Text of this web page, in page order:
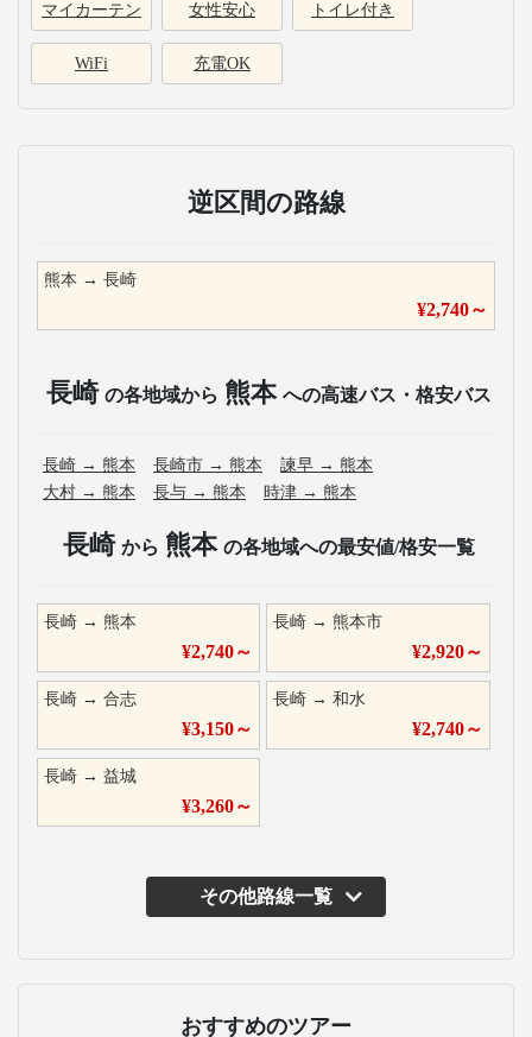
マイカーテン 女性安心 トイレ付き
WiFi 充電OK
逆区間の路線
熊本 → 長崎
¥2,740～
長崎 の各地域から 熊本 への高速バス・格安バス
長崎 → 熊本 長崎市 → 熊本 諫早 → 熊本
大村 → 熊本 長与 → 熊本 時津 → 熊本
長崎 から 熊本 の各地域への最安値/格安一覧
長崎 → 熊本
¥2,740～
長崎 →熊本市
¥2,920～
長崎 → 合志
¥3,150～
長崎 →和水
¥2,740～
長崎 → 益城
¥3,260～
その他路線一覧
おすすめのツアー